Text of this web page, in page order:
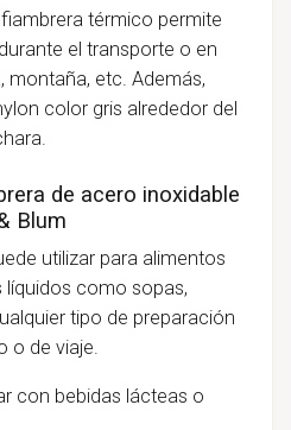
térmico permite
el transporte o en
montaña, etc. Además,
color gris alrededor del
de acero inoxidable
Blum
utilizar para alimentos
como sopas,
tipo de preparación
o de viaje.
con bebidas lácteas o